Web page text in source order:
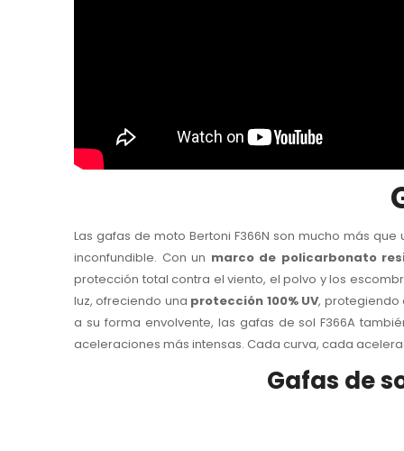
Las gafas de moto Bertoni F366N son mucho más
inconfundible. Con un marco de policarbonato
protección total contra el viento, el polvo y los
luz, ofreciendo una protección 100% UV, protegiendo
a su forma envolvente, las gafas de sol F366A
aceleraciones más intensas. Cada curva, cada
Gafas de